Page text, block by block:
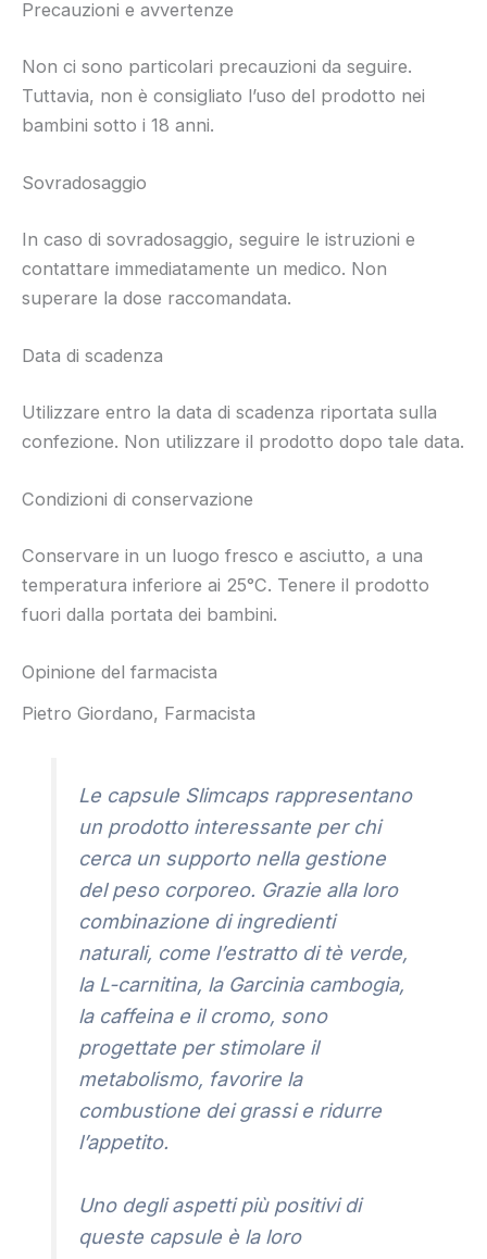
Precauzioni e avvertenze
Non ci sono particolari precauzioni da seguire.
Tuttavia, non è consigliato l’uso del prodotto nei
bambini sotto i 18 anni.
Sovradosaggio
In caso di sovradosaggio, seguire le istruzioni e
contattare immediatamente un medico. Non
superare la dose raccomandata.
Data di scadenza
Utilizzare entro la data di scadenza riportata sulla
confezione. Non utilizzare il prodotto dopo tale data.
Condizioni di conservazione
Conservare in un luogo fresco e asciutto, a una
temperatura inferiore ai 25°C. Tenere il prodotto
fuori dalla portata dei bambini.
Opinione del farmacista
Pietro Giordano, Farmacista
Le capsule Slimcaps rappresentano
un prodotto interessante per chi
cerca un supporto nella gestione
del peso corporeo. Grazie alla loro
combinazione di ingredienti
naturali, come l’estratto di tè verde,
la L-carnitina, la Garcinia cambogia,
la caffeina e il cromo, sono
progettate per stimolare il
metabolismo, favorire la
combustione dei grassi e ridurre
l’appetito.
Uno degli aspetti più positivi di
queste capsule è la loro